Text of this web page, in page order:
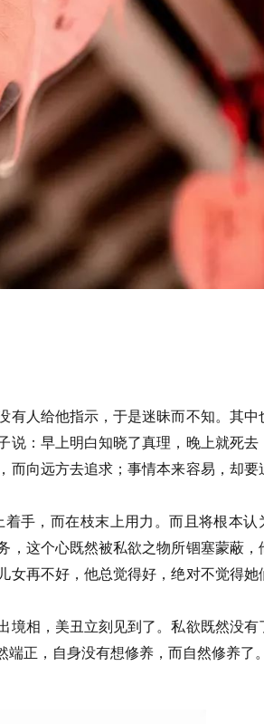
有人给他指示，于是迷昧而不知。其中
说：早上明白知晓了真理，晚上就死去
而向远方去追求；事情本来容易，却要
手，而在枝末上用力。而且将根本认
，这个心既然被私欲之物所锢塞蒙蔽，
女再不好，他总觉得好，绝对不觉得她
相，美丑立刻见到了。私欲既然没有
正，自身没有想修养，而自然修养了。